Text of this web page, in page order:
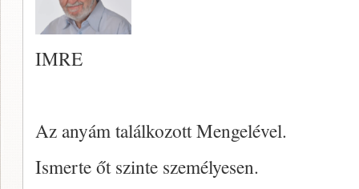
IMRE
Az anyám találkozott Mengelével.
Ismerte őt szinte személyesen.